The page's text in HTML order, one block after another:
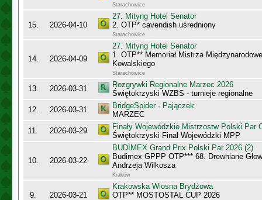
Starachowice
15. 2026-04-10
27. Mityng Hotel Senator
2. OTP* cavendish uśredniony
Starachowice
14. 2026-04-09
27. Mityng Hotel Senator
1. OTP** Memoriał Mistrza
Kowalskiego
Starachowice
13. 2026-03-31
Rozgrywki Regionalne Marzec 2026
Świętokrzyski WZBS - turnieje regionalne
12.
2026-03-31
BridgeSpider - Pajączek
MARZEC
11.
2026-03-29
Finały Wojewódzkie Mistrzostw Polski Par
Świętokrzyski Finał Wojewódzki MPP
10. 2026-03-22
BUDIMEX Grand Prix Polski Par 2026 (2)
Budimex GPPP OTP*** 68. Drewniane
Andrzeja Wilkosza
Kraków
9. 2026-03-21
Krakowska Wiosna Brydżowa
OTP** MOSTOSTAL CUP 2026